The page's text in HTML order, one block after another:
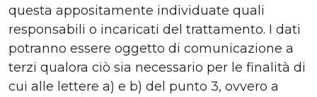
questa appositamente individuate quali
responsabili o incaricati del trattamento. I dati
potranno essere oggetto di comunicazione a
terzi qualora ciò sia necessario per le finalità di
cui alle lettere a) e b) del punto 3, ovvero a